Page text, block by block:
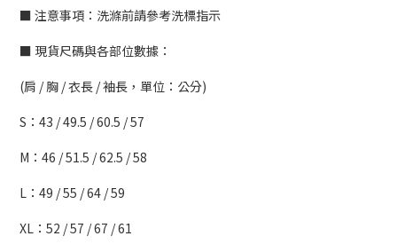
■ 注意事項：洗滌前請參考洗標指示
■ 現貨尺碼與各部位數據：
(肩 / 胸 / 衣長 / 袖長，單位：公分)
S：43 / 49.5 / 60.5 / 57
M：46 / 51.5 / 62.5 / 58
L：49 / 55 / 64 / 59
XL：52 / 57 / 67 / 61